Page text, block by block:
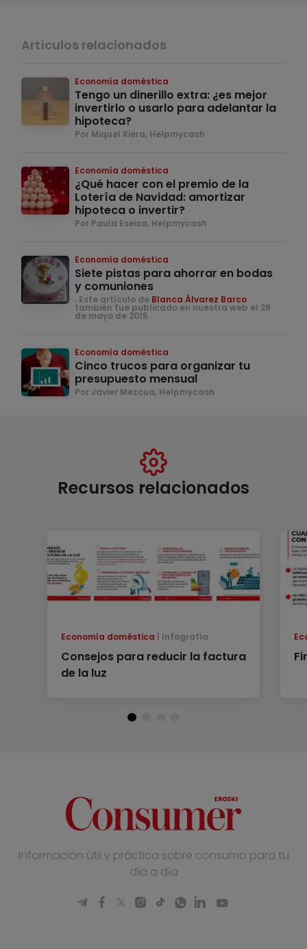
Artículos relacionados
Economía doméstica
Tengo un dinerillo extra: ¿es mejor
invertirlo o usarlo para adelantar la
hipoteca?
Por Miquel Riera, Helpmycash
Economía doméstica
¿Qué hacer con el premio de la
Lotería de Navidad: amortizar
hipoteca o invertir?
Por Paula Eseiza, Helpmycash
Economía doméstica
Siete pistas para ahorrar en bodas
y comuniones
. Este artículo de Blanca Álvarez Barco
también fue publicado en nuestra web el 28
de mayo de 2015
Economía doméstica
Cinco trucos para organizar tu
presupuesto mensual
Por Javier Mezcua, Helpmycash
Recursos relacionados
Economía doméstica Infografía
Consejos para reducir la factura
de la luz
Información útil y práctica sobre consumo para tu
día a día